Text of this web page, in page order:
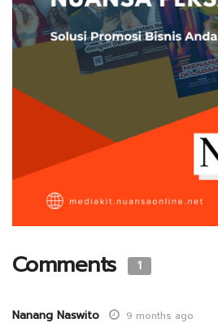
Comments 1
Nanang Naswito 9 months ago